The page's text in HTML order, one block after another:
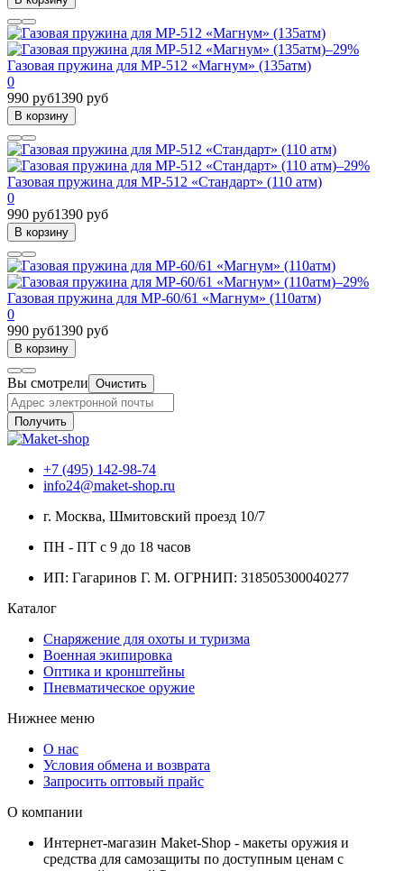
–29%
Газовая пружина для МР-512 «Магнум» (135атм)
0
990 руб1390 руб
В корзину
–29%
Газовая пружина для МР-512 «Стандарт» (110 атм)
0
990 руб1390 руб
В корзину
–29%
Газовая пружина для МР-60/61 «Магнум» (110атм)
0
990 руб1390 руб
В корзину
Вы смотрели Очистить
Получить
+7 (495) 142-98-74
info24@maket-shop.ru
г. Москва, Шмитовский проезд 10/7
ПН - ПТ с 9 до 18 часов
ИП: Гагаринов Г. М. ОГРНИП: 318505300040277
Каталог
Снаряжение для охоты и туризма
Военная экипировка
Оптика и кронштейны
Пневматическое оружие
Нижнее меню
О нас
Условия обмена и возврата
Запросить оптовый прайс
О компании
Интернет-магазин Maket-Shop - макеты оружия и
средства для самозащиты по доступным ценам с